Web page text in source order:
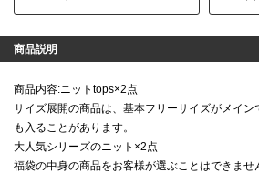
商品説明
商品内容:ニットtops×2点
サイズ展開の商品は、基本フリーサイズがメイ
も入ることがあります。
大人気シリーズのニット×2点
福袋の中身の商品をお客様が選ぶことはできませ